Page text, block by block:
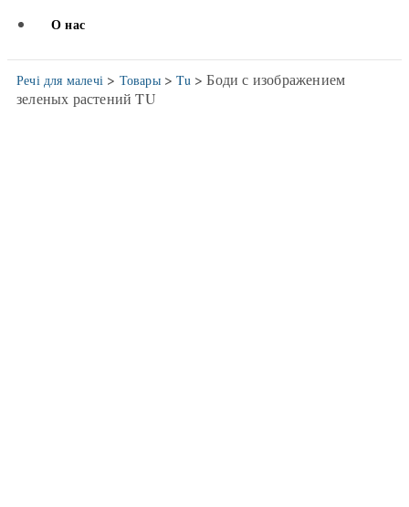
О нас
Речі для малечі > Товары>Tu > Боди с изображением
зеленых растений TU